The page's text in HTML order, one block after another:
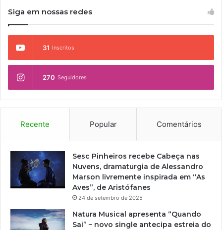
Siga em nossas redes
31 Inscritos
270 Seguidores
Recente Popular Comentários
Sesc Pinheiros recebe Cabeça nas
Nuvens, dramaturgia de Alessandro
Marson livremente inspirada em “As
Aves”, de Aristófanes
24 de setembro de 2025
Natura Musical apresenta “Quando
Sai” – novo single antecipa estreia do